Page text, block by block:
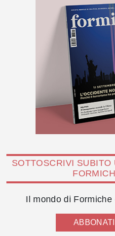
SOTTOSCRIVI SUBITO
Il mondo di